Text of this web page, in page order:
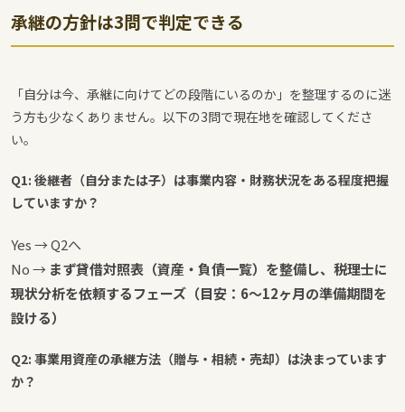
承継の方針は3問で判定できる
「自分は今、承継に向けてどの段階にいるのか」を整理するのに迷
う方も少なくありません。以下の3問で現在地を確認してくださ
い。
Q1: 後継者（自分または子）は事業内容・財務状況をある程度把握
していますか？
Yes → Q2へ
No → まず貸借対照表（資産・負債一覧）を整備し、税理士に
現状分析を依頼するフェーズ（目安：6〜12ヶ月の準備期間を
設ける）
Q2: 事業用資産の承継方法（贈与・相続・売却）は決まっています
か？